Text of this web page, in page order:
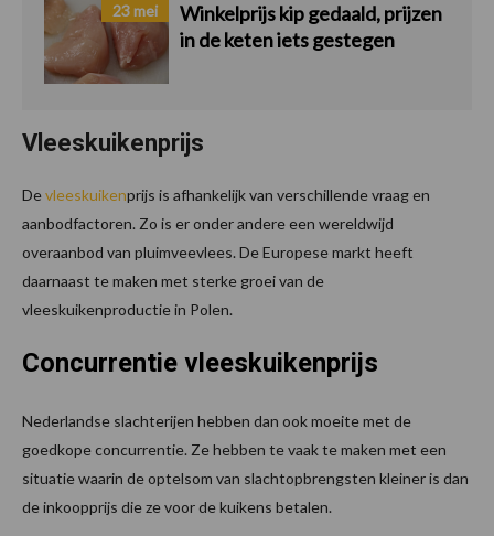
23 mei
Winkelprijs kip gedaald, prijzen
in de keten iets gestegen
Vleeskuikenprijs
Devleeskuikenprijs is afhankelijk van verschillende vraag en
aanbodfactoren. Zo is er onder andere een wereldwijd
overaanbod van pluimveevlees. De Europese markt heeft
daarnaast te maken met sterke groei van de
vleeskuikenproductie in Polen.
Concurrentie vleeskuikenprijs
Nederlandse slachterijen hebben dan ook moeite met de
goedkope concurrentie. Ze hebben te vaak te maken met een
situatie waarin de optelsom van slachtopbrengsten kleiner is dan
de inkoopprijs die ze voor de kuikens betalen.